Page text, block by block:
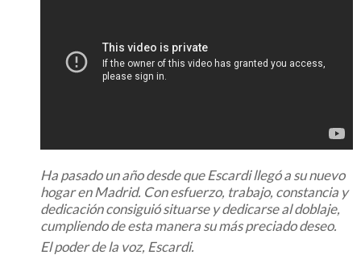
Ha pasado un año desde que Escardi llegó a su nuevo
hogar en Madrid. Con esfuerzo, trabajo, constancia y
dedicación consiguió situarse y dedicarse al doblaje,
cumpliendo de esta manera su más preciado deseo.
El poder de la voz, Escardi.